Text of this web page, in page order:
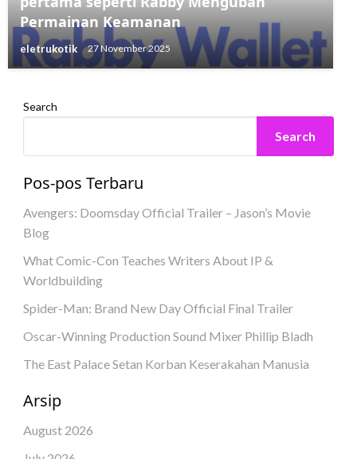
Permainan Keamanan
eletrukotik 27 November 2025
Search
Search
Pos-pos Terbaru
Avengers: Doomsday Official Trailer – Jason’s Movie
Blog
What Comic-Con Teaches Writers About IP &
Worldbuilding
Spider-Man: Brand New Day Official Final Trailer
Oscar-Winning Production Sound Mixer Phillip Bladh
The East Palace Setan Korban Keserakahan Manusia
Arsip
August 2026